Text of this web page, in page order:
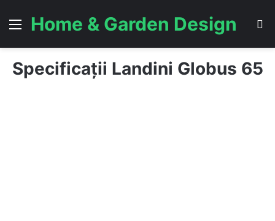
Menu
Home & Garden Design
Specificații Landini Globus 65